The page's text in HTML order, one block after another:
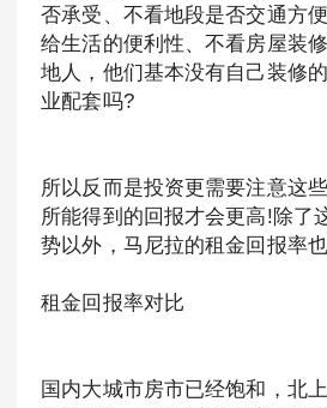
否承受、不看地段是否交通方
给生活的便利性、不看房屋装
地人，他们基本没有自己装修
业配套吗?
所以反而是投资更需要注意这
所能得到的回报才会更高!除了
势以外，马尼拉的租金回报率
租金回报率对比
国内大城市房市已经饱和，北